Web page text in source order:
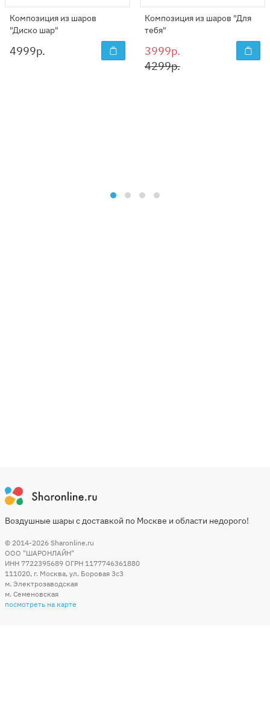
Композиция из шаров
"Диско шар"
4999р.
Композиция из шаров "Для
тебя"
3999р.
4299р.
Воздушные шары с доставкой по Москве и области недорого!
© 2014-2026 Sharonline.ru
ООО "ШАРОНЛАЙН"
ИНН 7722395689 ОГРН 1177746361880
111020, г. Москва, ул. Боровая 3c3
м. Электрозаводская
м. Семеновская
посмотреть на карте